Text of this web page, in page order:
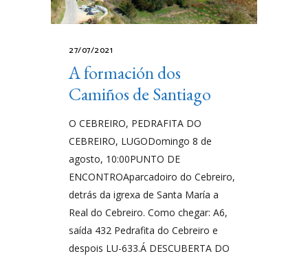
27/07/2021
A formación dos
Camiños de Santiago
O CEBREIRO, PEDRAFITA DO
CEBREIRO, LUGODomingo 8 de
agosto, 10:00PUNTO DE
ENCONTROAparcadoiro do Cebreiro,
detrás da igrexa de Santa María a
Real do Cebreiro. Como chegar: A6,
saída 432 Pedrafita do Cebreiro e
despois LU-633.Á DESCUBERTA DO